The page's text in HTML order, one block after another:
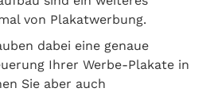
von Plakatwerbung.
dabei eine genaue
Ihrer Werbe-Plakate in
Sie aber auch